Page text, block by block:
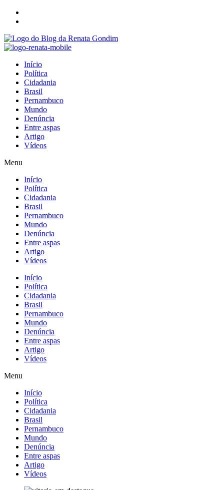
Início
Política
Cidadania
Brasil
Pernambuco
Mundo
Denúncia
Entre aspas
Artigo
Vídeos
Menu
Início
Política
Cidadania
Brasil
Pernambuco
Mundo
Denúncia
Entre aspas
Artigo
Vídeos
Início
Política
Cidadania
Brasil
Pernambuco
Mundo
Denúncia
Entre aspas
Artigo
Vídeos
Menu
Início
Política
Cidadania
Brasil
Pernambuco
Mundo
Denúncia
Entre aspas
Artigo
Vídeos